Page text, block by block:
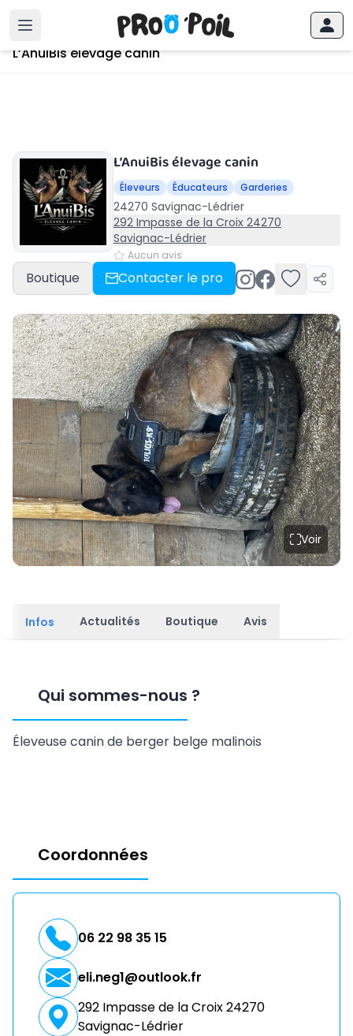
Accueil Savignac-Lédrier›L’AnuiBis élevage canin
L’AnuiBis élevage canin
L’AnuiBis élevage canin
Éleveurs Éducateurs Garderies
24270 Savignac-Lédrier
292 Impasse de la Croix 24270
Savignac-Lédrier
Aucun avis
Boutique Contacter le pro
Voir
Infos Actualités Boutique Avis
Qui sommes-nous ?
Éleveuse canin de berger belge malinois
Coordonnées
06 22 98 35 15
eli.neg1@outlook.fr
292 Impasse de la Croix 24270
Savignac-Lédrier